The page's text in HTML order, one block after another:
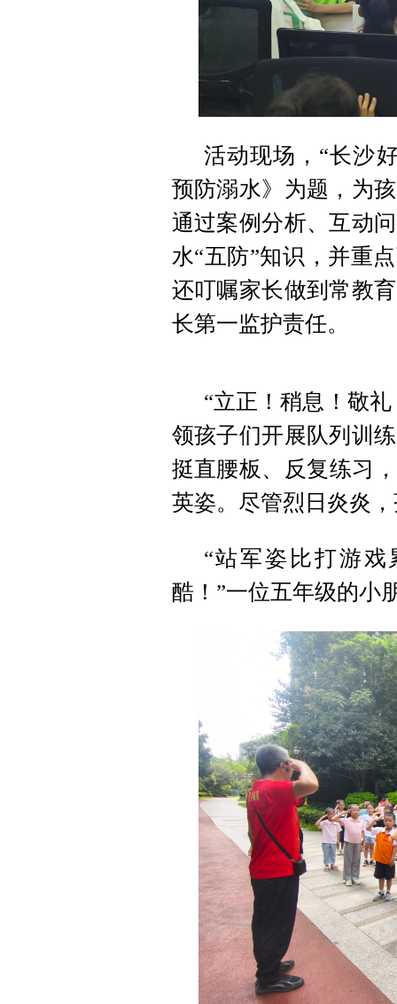
活动现场，“长沙
预防溺水》为题， 为
通过案例分析、互动
水“五防”知识，并重
还叮嘱家长做到常教
长第一监护责任。
“立正！稍息！敬
领孩子们开展队列训
挺直腰板、反复练习
英姿。尽管烈日炎炎
“站军姿比打游
酷！”一位五年级的小